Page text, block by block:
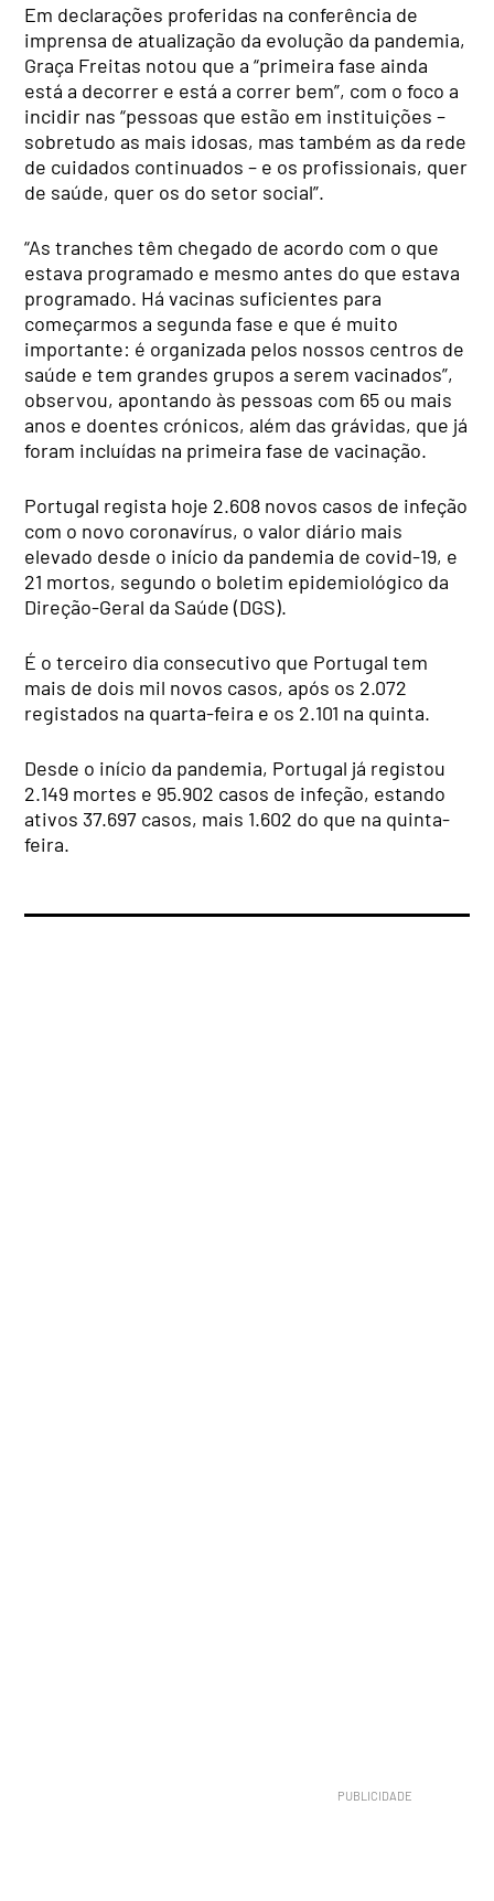
Em declarações proferidas na conferência de
imprensa de atualização da evolução da pandemia,
Graça Freitas notou que a “primeira fase ainda
está a decorrer e está a correr bem”, com o foco a
incidir nas “pessoas que estão em instituições –
sobretudo as mais idosas, mas também as da rede
de cuidados continuados – e os profissionais, quer
de saúde, quer os do setor social”.
“As tranches têm chegado de acordo com o que
estava programado e mesmo antes do que estava
programado. Há vacinas suficientes para
começarmos a segunda fase e que é muito
importante: é organizada pelos nossos centros de
saúde e tem grandes grupos a serem vacinados”,
observou, apontando às pessoas com 65 ou mais
anos e doentes crónicos, além das grávidas, que já
foram incluídas na primeira fase de vacinação.
Portugal regista hoje 2.608 novos casos de infeção
com o novo coronavírus, o valor diário mais
elevado desde o início da pandemia de covid-19, e
21 mortos, segundo o boletim epidemiológico da
Direção-Geral da Saúde (DGS).
É o terceiro dia consecutivo que Portugal tem
mais de dois mil novos casos, após os 2.072
registados na quarta-feira e os 2.101 na quinta.
Desde o início da pandemia, Portugal já registou
2.149 mortes e 95.902 casos de infeção, estando
ativos 37.697 casos, mais 1.602 do que na quinta-
feira.